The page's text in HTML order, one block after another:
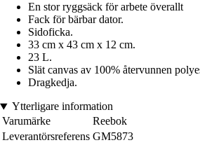
En stor ryggsäck för arbete överallt
Fack för bärbar dator.
Sidoficka.
33 cm x 43 cm x 12 cm.
23 L.
Slät canvas av 100% återvunnen
Dragkedja.
Ytterligare information
Varumärke
Reebok
Leverantörsreferens GM5873